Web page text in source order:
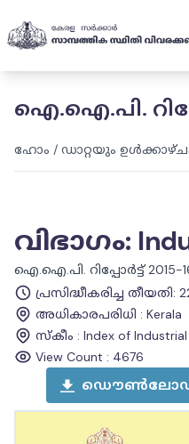
ഐ.ഐ.പി.
ഹോം / ഡാറ്റയും
വിഭാഗം:
ഐ.ഐ.പി. റിപ്പോർട്ട് 2015-
പ്രസിദ്ധീകരിച്ച തീയതി:
അധികാരപരിധി : Kerala
സ്കീം : Index of
View Count : 4676